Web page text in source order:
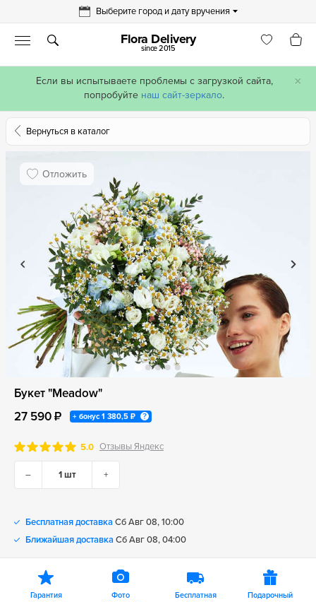
×
Если вы испытываете проблемы с загрузкой сайта,
попробуйте наш сайт-зеркало.
Выберите город и дату вручения
Flora Delivery
since 2015
Вернуться в каталог
Отложить
Букет "Meadow"
27 590 ₽
+ бонус 1 380,5 ₽
5.0 Отзывы Яндекс
– +
Бесплатная доставка Сб Авг 08, 10:00
Ближайшая доставка Сб Авг 08, 04:00
Гарантия
Фото
Бесплатная
Подарочный